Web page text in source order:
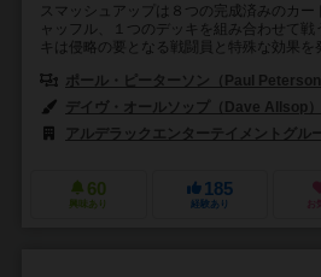
スマッシュアップは８つの完成済みのカ
ャッフル、１つのデッキを組み合わせて戦
キは侵略の要となる戦闘員と特殊な効果を
ポール・ピーターソン（Paul Peterson
デイヴ・オールソップ（Dave Allsop）
アルデラックエンターテイメントグ
60
興味あり
185
経験あり お